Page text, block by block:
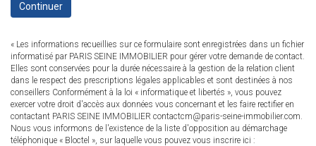
Continuer
« Les informations recueillies sur ce formulaire sont enregistrées dans un fichier
informatisé par PARIS SEINE IMMOBILIER pour gérer votre demande de contact.
Elles sont conservées pour la durée nécessaire à la gestion de la relation client
dans le respect des prescriptions légales applicables et sont destinées à nos
conseillers Conformément à la loi « informatique et libertés », vous pouvez
exercer votre droit d'accès aux données vous concernant et les faire rectifier en
contactant PARIS SEINE IMMOBILIER contactcm@paris-seine-immobilier.com.
Nous vous informons de l'existence de la liste d'opposition au démarchage
téléphonique « Bloctel », sur laquelle vous pouvez vous inscrire ici :